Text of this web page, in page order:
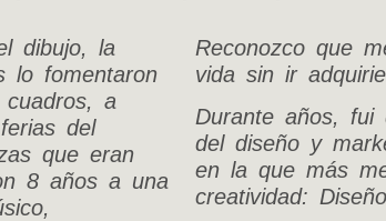
dibujo, la
lo fomentaron
a
del
que eran
8 años a una
Reconozco que
vida sin ir
Durante años, fui
del diseño y
en la que más
creatividad: